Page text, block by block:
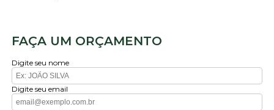
FAÇA UM ORÇAMENTO
Digite seu nome
Digite seu email